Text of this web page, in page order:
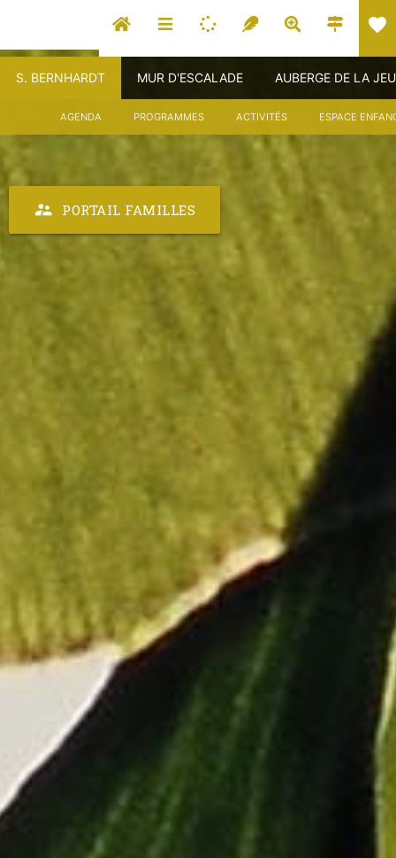
favorite
S. BERNHARDT MUR D'ESCALADE AUBERGE DE LA
AGENDA PROGRAMMES ACTIVITÉS ESPACE
supervisor_account PORTAIL FAMILLES